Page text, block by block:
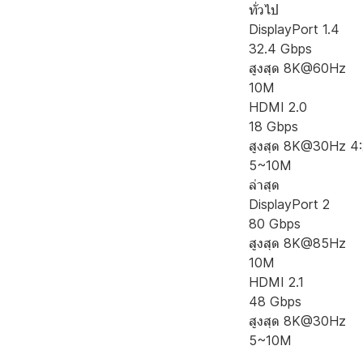
ทั่วไป
DisplayPort 1.4
32.4 Gbps
สูงสุด 8K@60Hz
10M
HDMI 2.0
18 Gbps
สูงสุด 8K@30Hz
5~10M
ล่าสุด
DisplayPort 2
80 Gbps
สูงสุด 8K@85Hz
10M
HDMI 2.1
48 Gbps
สูงสุด 8K@30Hz
5~10M